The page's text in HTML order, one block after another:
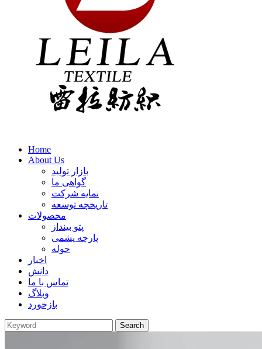
Home
About Us
بازار تولید
گواهی ما
نمایه شرکت
تاریخچه توسعه
محصولات
پتو بینداز
پارچه پشمی
حوله
اخبار
دانش
تماس با ما
وبلاگ
بازخورد